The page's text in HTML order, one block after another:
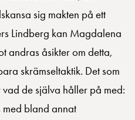
sig makten på ett
Lindberg kan Magdalena
andras åsikter om detta,
skrämseltaktik. Det som
de själva håller på med:
med bland annat